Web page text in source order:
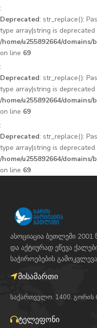
:
Deprecated: str_replace():
type array|string is deprecated
/home/u255892664/
on line 69
:
Deprecated: str_replace():
type array|string is deprecated
/home/u255892664/
on line 69
:
Deprecated: str_replace():
type array|string is deprecated
/home/u255892664/
on line 69
ასოციაცია ბეთლემი
და აქტიურად ეწევა
საჭიროებების
მისამართი
საქართველო. 1400. გორის
ტელეფონი